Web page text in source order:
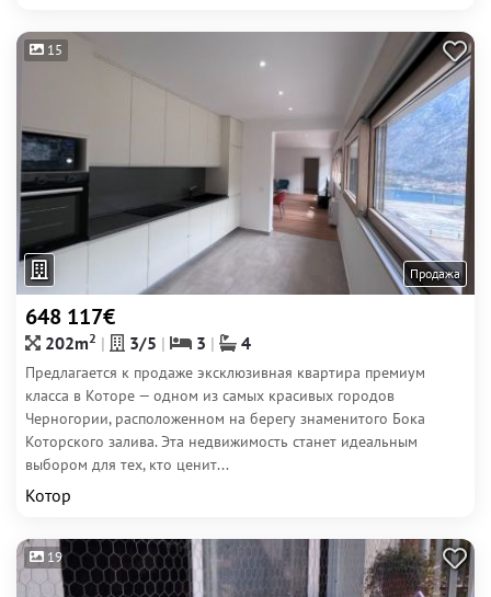
15
Продажа
648 117€
202m2 3/5 3 4
Предлагается к продаже эксклюзивная квартира премиум
класса в Которе — одном из самых красивых городов
Черногории, расположенном на берегу знаменитого Бока
Которского залива. Эта недвижимость станет идеальным
выбором для тех, кто ценит...
Котор
19